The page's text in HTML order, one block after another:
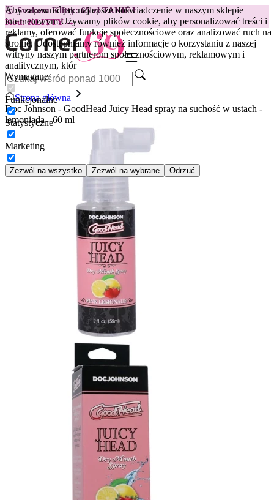
Aby zapewnić jak najlepsze doświadczenie w naszym sklepie
internetowym.Używamy plików cookie, aby personalizować treści i
reklamy, oferować funkcje społecznościowe oraz analizować ruch na
stronie. Udostępniamy również informacje o korzystaniu z naszej
witryny naszym partnerom społecznościowym, reklamowym i
analitycznym, któr
Wymagane
Funkcjonalne
Statystyczne
Marketing
Zezwól na wszystko Zezwól na wybrane Odrzuć
😽Svakom Klitty: 65 zł TANIEJ
Kod: KLITTY →
Strona główna
Doc Johnson - GoodHead Juicy Head spray na suchość w ustach -
lemoniada - 60 ml